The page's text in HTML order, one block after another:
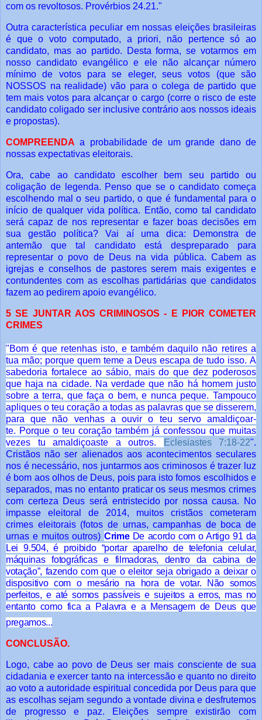
com os revoltosos. Provérbios 24.21."
Outra característica peculiar em nossas eleições brasileiras
é que o voto computado, a priori, não pertence só ao
candidato, mas ao partido.
Desta forma, se votarmos em
nosso candidato evangélico e ele não alcançar número
mínimo de votos para se eleger, seus votos (que são
NOSSOS na realidade) vão para o colega de partido que
tem mais votos para alcançar o cargo (corre o risco de este
candidato coligado ser inclusive contrário aos nossos ideais
e propostas).
COMPREENDA a probabilidade de um grande dano de
nossas expectativas eleitorais.
Ora, cabe ao candidato escolher bem seu partido ou
coligação de legenda. Penso que se o candidato começa
escolhendo mal o seu partido, o que é fundamental para o
início de qualquer vida política. Então, como tal candidato
será capaz de nos representar e fazer boas decisões em
sua gestão política?Vai aí uma dica: Demonstra de
antemão que tal candidato está despreparado para
representar o povo de Deus na vida pública. Cabem as
igrejas e conselhos de pastores serem mais exigentes e
contundentes com as escolhas partidárias que candidatos
fazem ao pedirem apoio evangélico.
5 SE JUNTAR AOS CRIMINOSOS - E PIOR COMETER
CRIMES
"Bom é que retenhas isto, e também daquilo não retires a
tua mão; porque quem teme a Deus escapa de tudo isso. A
sabedoria fortalece ao sábio, mais do que dez poderosos
que haja na cidade. Na verdade que não há homem justo
sobre a terra, que faça o bem, e nunca peque. Tampouco
apliques o teu coração a todas as palavras que se disserem,
para que não venhas a ouvir o teu servo amaldiçoar-
te. Porque o teu coração também já confessou que muitas
vezes tu amaldiçoaste a outros.
Eclesiastes 7:18-22".
Cristãos não ser alienados aos acontecimentos seculares
nos é necessário, nos juntarmos aos criminosos é trazer luz
é bom aos olhos de Deus, pois para isto fomos escolhidos e
separados, mas no entanto praticar os seus mesmos crimes
com certeza Deus será entristecido por nossa causa. No
impasse eleitoral de 2014, muitos cristãos cometeram
crimes eleitorais (fotos de urnas, campanhas de boca de
urnas e muitos outros)Crime De acordo com o Artigo 91 da
Lei 9.504, é proibido “portar aparelho de telefonia celular,
máquinas fotográficas e filmadoras, dentro da cabina de
votação”, fazendo com que o eleitor seja obrigado a deixar o
dispositivo com o mesário na hora de votar. Não somos
perfeitos, e até somos passíveis e sujeitos a erros, mas no
entanto como fica a Palavra e a Mensagem de Deus que
pregamos...
CONCLUSÃO.
Logo, cabe ao povo de Deus ser mais consciente de sua
cidadania e exercer tanto na intercessão e quanto no direito
ao voto a autoridade espiritual concedida por Deus para que
as escolhas sejam segundo a vontade divina e desfrutemos
de progresso e paz. Eleições sempre existirão com